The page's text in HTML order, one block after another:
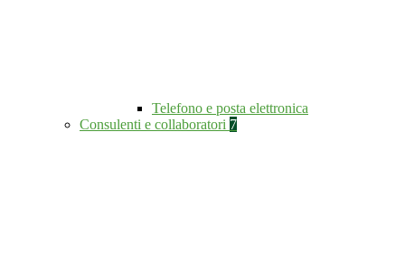
Telefono e posta elettronica
Consulenti e collaboratori 7